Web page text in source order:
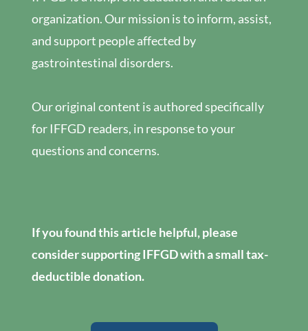
organization. Our mission is to inform, assist,
and support people affected by
gastrointestinal disorders.
Our original content is authored specifically
for IFFGD readers, in response to your
questions and concerns.
If you found this article helpful, please
consider supporting IFFGD with a small tax-
deductible donation.